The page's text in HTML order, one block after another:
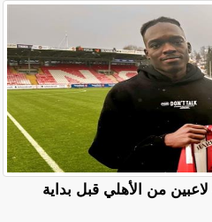
هيكلة قائمة الفريق.. رحيل 8 لاعبين من الأهلي قبل بداية